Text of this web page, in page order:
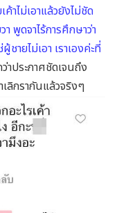
าไม่เอาแล้วยังไม่ชัด
พูดจาไร้การศึกษาว่า
ชายไม่เอา เราเองค่ะที่
ว่าประกาศชัดเจนถึง
ลิกรากันแล้วจริงๆ